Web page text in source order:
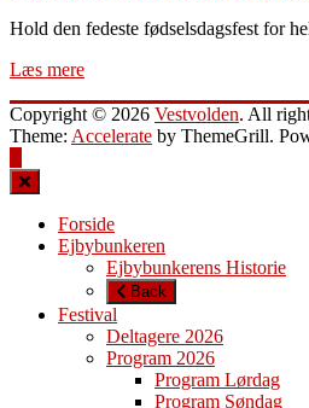
Hold den fedeste fødselsdagsfest for
Læs mere
Copyright © 2026 Vestvolden. All
Theme: Accelerate by ThemeGrill.
Forside
Ejbybunkeren
Ejbybunkerens Historie
Back
Festival
Deltagere 2026
Program 2026
Program Lørdag
Program Søndag